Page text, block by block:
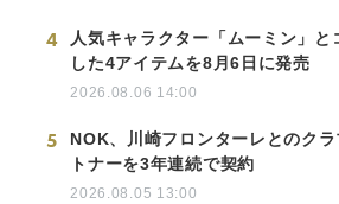
4
人気キャラクター「ムーミン」と
した4アイテムを8月6日に発売
2026.08.06 14:00
5
NOK、川崎フロンターレとのク
トナーを3年連続で契約
2026.08.05 13:00